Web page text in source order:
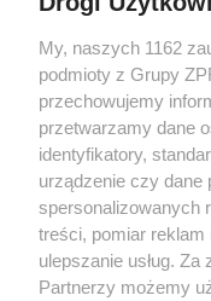
Żaden utwór
rozpowszechniany lub
tym także elektroniczny
eksploatacji w
Internecie bez pisemnej
wykorzystanie utworów w
tzn. bez właściwej zgody,
ścigane prawnie.
My, naszych 1162
podmioty z Grupy
przechowujemy
przetwarzamy dane
identyfikatory,
urządzenie czy dane
spersonalizowanych
treści, pomiar reklam
ulepszanie usług.
Partnerzy możemy